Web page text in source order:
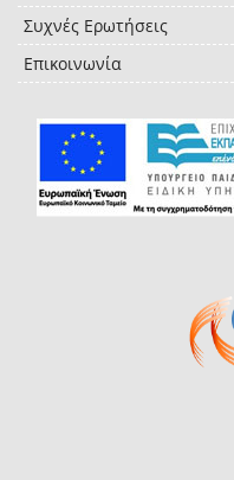
Συχνές Ερωτήσεις
Επικοινωνία